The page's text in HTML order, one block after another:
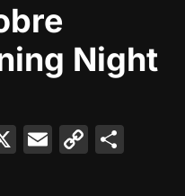
Night
X E C